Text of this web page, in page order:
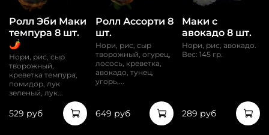
Ролл Эби Маки
темпура 8 шт.
🌶️
Нори, рис, сыр
творожный,
креветка темпура,
помидор, лук
зеленый, лук...
529 руб
Ролл Ассорти 8
шт.
Нори, рис, сыр
творожный, огурец,
лосось, креветка,
авокадо, тунец,
угорь,...
649 руб
Маки с
авокадо 8 шт.
Нори, рис, авокадо.
Вес: 145 гр.
289 руб